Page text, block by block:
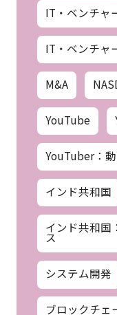
IT・ベンチャ
IT・ベンチャ
M&A
YouTube
YouTuber：
インド共和国
インド共和国
ス
システム開発
ブロックチェ